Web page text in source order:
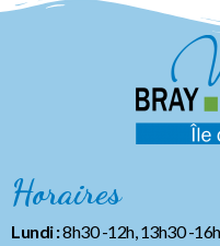
Horaires
Lundi :8h30 -12h, 13h30 -